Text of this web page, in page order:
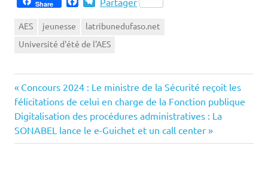
Share
AES jeunesse
latribunedufaso.net
Université d'été de l'AES
Navigation
de
l’article
Previous
Post:
Concours 2024 : Le ministre de la Sécurité reçoit les
félicitations de celui en charge de la Fonction publique
Next
Post:
Digitalisation des procédures administratives : La
SONABEL lance le e-Guichet et un call center